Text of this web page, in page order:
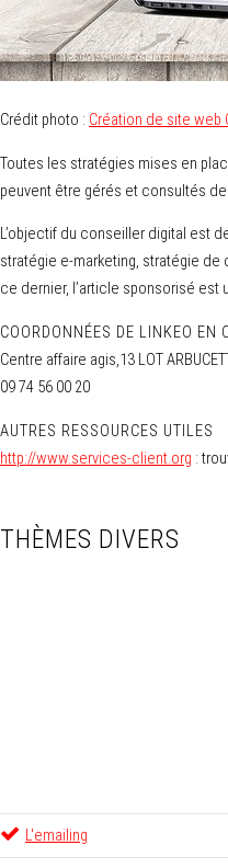
Crédit photo : Création de site web
Toutes les stratégies mises en
peuvent être gérés et consultés
L’objectif du conseiller digital est
stratégie e-marketing, stratégie
ce dernier, l’article sponsorisé
COORDONNÉES DE LINKEO EN
Centre affaire agis,13 LOT
09 74 56 00 20
AUTRES RESSOURCES UTILES
http://www.services-client.org :
THÈMES DIVERS
L'emailing